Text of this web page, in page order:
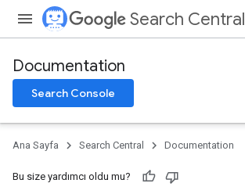
Search Central
Documentation
Search Console
Ana Sayfa Search Central Documentation
Bu size yardımcı oldu mu?